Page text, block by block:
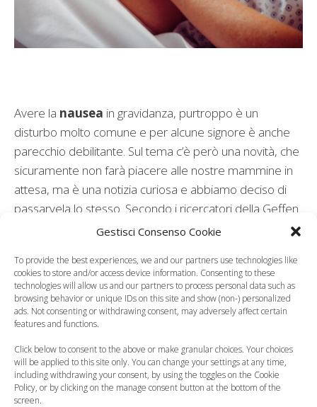
Gestisci Consenso Cookie
To provide the best experiences, we and our partners use technologies like
cookies to store and/or access device information. Consenting to these
technologies will allow us and our partners to process personal data such as
browsing behavior or unique IDs on this site and show (non-) personalized
ads. Not consenting or withdrawing consent, may adversely affect certain
features and functions.
Click below to consent to the above or make granular choices. Your choices
will be applied to this site only. You can change your settings at any time,
including withdrawing your consent, by using the toggles on the Cookie
Policy, or by clicking on the manage consent button at the bottom of the
screen.
Avere la nausea in gravidanza, purtroppo è un
disturbo molto comune e per alcune signore è anche
parecchio debilitante. Sul tema c’è però una novità, che
sicuramente non farà piacere alle nostre mammine in
attesa, ma è una notizia curiosa e abbiamo deciso di
passarvela lo stesso. Secondo i ricercatori della Geffen
School of Medicine dell’UCLA, i piccoli venuti al mondo
rischio di sviluppare “malattie mentali”.
Categorie
Gravidanza